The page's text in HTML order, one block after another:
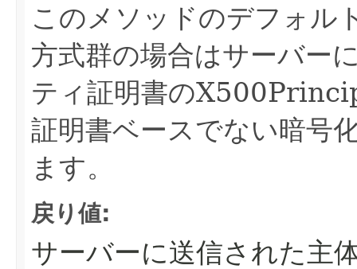
このメソッドのデフォル
方式群の場合はサーバー
ティ証明書の
証明書ベースでない暗号
ます。
戻り値:
サーバーに送信された主